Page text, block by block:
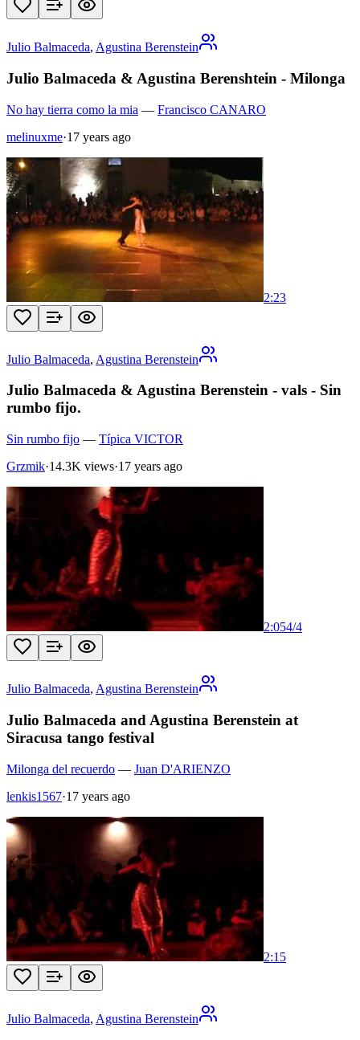
Julio Balmaceda, Agustina Berenstein
Julio Balmaceda & Agustina Berenshtein - Milonga
No hay tierra como la mia — Francisco CANARO
melinuxme·17 years ago
2:23
Julio Balmaceda, Agustina Berenstein
Julio Balmaceda & Agustina Berenstein - vals - Sin
rumbo fijo.
Sin rumbo fijo — Típica VICTOR
Grzmik·14.3K views·17 years ago
2:054/4
Julio Balmaceda, Agustina Berenstein
Julio Balmaceda and Agustina Berenstein at
Siracusa tango festival
Milonga del recuerdo — Juan D'ARIENZO
lenkis1567·17 years ago
2:15
Julio Balmaceda, Agustina Berenstein